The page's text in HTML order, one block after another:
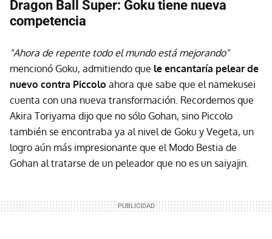
Dragon Ball Super: Goku tiene nueva
competencia
"Ahora de repente todo el mundo está mejorando"
mencionó Goku, admitiendo que le encantaría pelear de
nuevo contra Piccolo ahora que sabe que el namekusei
cuenta con una nueva transformación. Recordemos que
Akira Toriyama dijo que no sólo Gohan, sino Piccolo
también se encontraba ya al nivel de Goku y Vegeta, un
logro aún más impresionante que el Modo Bestia de
Gohan al tratarse de un peleador que no es un saiyajin.